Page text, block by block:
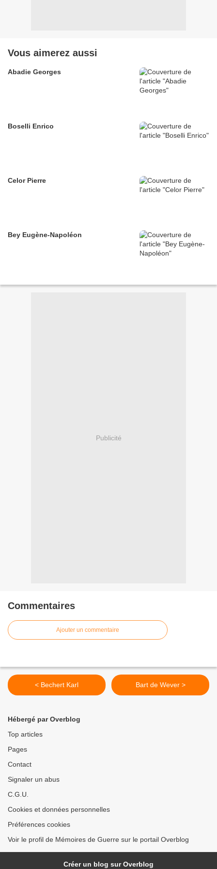
Vous aimerez aussi
Abadie Georges
Boselli Enrico
Celor Pierre
Bey Eugène-Napoléon
Publicité
Commentaires
Ajouter un commentaire
< Bechert Karl Bart de Wever >
Hébergé par Overblog
Top articles
Pages
Contact
Signaler un abus
C.G.U.
Cookies et données personnelles
Préférences cookies
Voir le profil de Mémoires de Guerre sur le portail Overblog
Créer un blog sur Overblog